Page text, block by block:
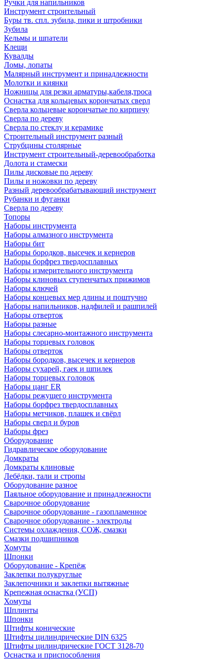
Ручки для напильников
Инструмент строительный
Буры тв. спл. зубила, пики и штробники
Зубила
Кельмы и шпатели
Клещи
Кувалды
Ломы, лопаты
Малярный инструмент и принадлежности
Молотки и киянки
Ножницы для резки арматуры,кабеля,троса
Оснастка для кольцевых корончатых сверл
Сверла кольцевые корончатые по кирпичу
Сверла по дереву
Сверла по стеклу и керамике
Строительный инструмент разный
Струбцины столярные
Инструмент строительный-деревообработка
Долота и стамески
Пилы дисковые по дереву
Пилы и ножовки по дереву
Разный деревообрабатывающий инструмент
Рубанки и фуганки
Сверла по дереву
Топоры
Наборы инструмента
Наборы алмазного инструмента
Наборы бит
Наборы бородков, высечек и кернеров
Наборы борфрез твердосплавных
Наборы измерительного инструмента
Наборы клиновых ступенчатых прижимов
Наборы ключей
Наборы концевых мер длины и поштучно
Наборы напильников, надфилей и рашпилей
Наборы отверток
Наборы разные
Наборы слесарно-монтажного инструмента
Наборы торцевых головок
Наборы отверток
Наборы бородков, высечек и кернеров
Наборы сухарей, гаек и шпилек
Наборы торцевых головок
Наборы цанг ER
Наборы режущего инструмента
Наборы борфрез твердосплавных
Наборы метчиков, плашек и свёрл
Наборы сверл и буров
Наборы фрез
Оборудование
Гидравлическое оборудование
Домкраты
Домкраты клиновые
Лебёдки, тали и стропы
Оборудование разное
Паяльное оборудование и принадлежности
Сварочное оборудование
Сварочное оборудование - газопламенное
Сварочное оборудование - электроды
Системы охлаждения, СОЖ, смазки
Смазки подшипников
Хомуты
Шпонки
Оборудование - Крепёж
Заклепки полукруглые
Заклепочники и заклепки вытяжные
Крепежная оснастка (УСП)
Хомуты
Шплинты
Шпонки
Штифты конические
Штифты цилиндрические DIN 6325
Штифты цилиндрические ГОСТ 3128-70
Оснастка и приспособления